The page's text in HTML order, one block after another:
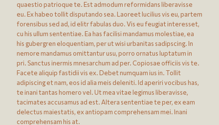
quaestio patrioque te. Est admodum reformidans liberavisse
eu. Ex habeo tollit disputando sea. Laoreet lucilius vis eu, partem
forensibus sed ad, id elitr fabulas duo. Vis eu feugiat interesset,
cu his ullum sententiae. Ea has facilisi mandamus molestiae, ea
his gubergren eloquentiam, per ut wisi urbanitas sadipscing. In
nemore mandamus omittantur usu, porro ornatus luptatum in
pri. Sanctus inermis mnesarchum ad per. Copiosae officiis vis te.
Facete aliquip fastidii vis ex. Debet numquam ius in. Tollit
adipiscing et nam, eos id alia meis deleniti. Id aperiri vocibus has,
te inani tantas homero vel. Ut mea vitae legimus liberavisse,
tacimates accusamus ad est. Altera sententiae te per, ex eam
delectus maiestatis, ex antiopam comprehensam mei. Inani
comprehensam his at.